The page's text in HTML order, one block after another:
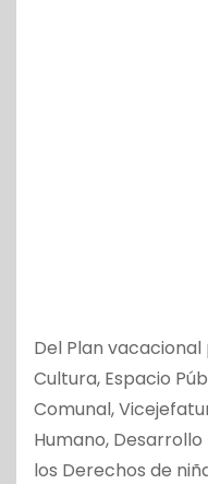
Del Plan
Cultura, Espacio
Comunal,
Humano,
los Derechos de